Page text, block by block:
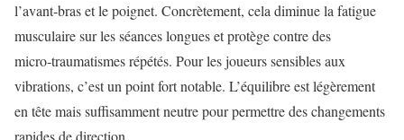
l’avant‑bras et le poignet. Concrètement, cela diminue la fatigue
musculaire sur les séances longues et protège contre des
micro‑traumatismes répétés. Pour les joueurs sensibles aux
vibrations, c’est un point fort notable. L’équilibre est légèrement
en tête mais suffisamment neutre pour permettre des changements